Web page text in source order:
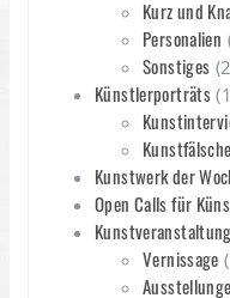
Kurz und
Personalien
Sonstiges
Künstlerporträts
Kunstwerk der
Open Calls für
Vernissage